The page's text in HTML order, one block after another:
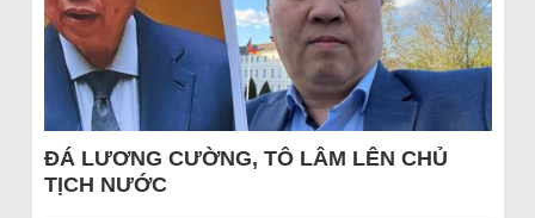
ĐÁ LƯƠNG CƯỜNG, TÔ LÂM LÊN CHỦ
TỊCH NƯỚC